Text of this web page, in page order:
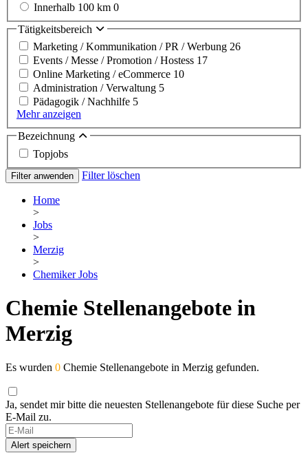
Innerhalb 100 km 0
Tätigkeitsbereich
Marketing / Kommunikation / PR / Werbung 26
Events / Messe / Promotion / Hostess 17
Online Marketing / eCommerce 10
Administration / Verwaltung 5
Pädagogik / Nachhilfe 5
Mehr anzeigen
Bezeichnung
Topjobs
Filter anwenden Filter löschen
Home
>
Jobs
>
Merzig
>
Chemiker Jobs
Chemie Stellenangebote in
Merzig
Es wurden 0 Chemie Stellenangebote in Merzig gefunden.
Ja, sendet mir bitte die neuesten Stellenangebote für diese Suche per
E-Mail zu.
Alert speichern